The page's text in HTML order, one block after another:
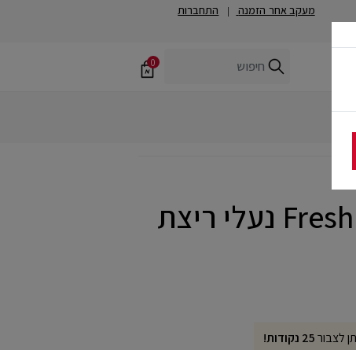
מעקב אחר הזמנה | התחברות
0
Fresh Foam 410v9 נעלי ריצת
לצבור